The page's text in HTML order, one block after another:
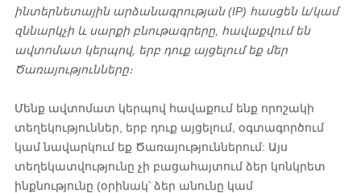
ինտերնետային արձանագրության (IP) հասցեն և/կամ
զննարկչի և սարքի բնութագրերը, հավաքվում են
ավտոմատ կերպով, երբ դուք այցելում եք մեր
Ծառայությունները։
Մենք ավտոմատ կերպով հավաքում ենք որոշակի
տեղեկություններ, երբ դուք այցելում, օգտագործում
կամ նավարկում եք Ծառայություններում: Այս
տեղեկատվությունը չի բացահայտում ձեր կոնկրետ
ինքնությունը (օրինակ՝ ձեր անունը կամ